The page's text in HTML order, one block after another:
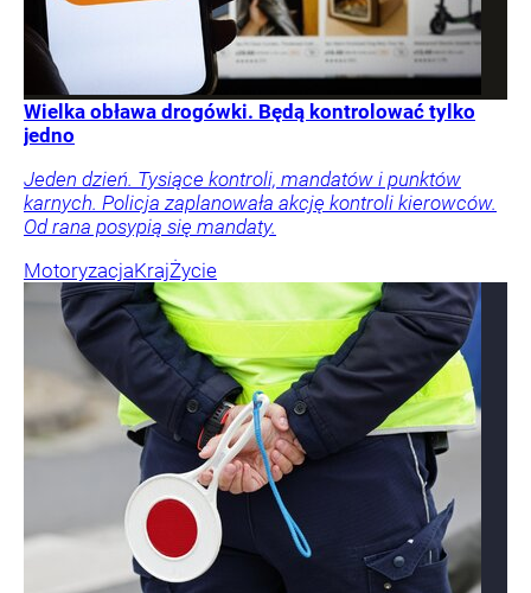
Wielka obława drogówki. Będą kontrolować tylko
jedno
Jeden dzień. Tysiące kontroli, mandatów i punktów
karnych. Policja zaplanowała akcję kontroli kierowców.
Od rana posypią się mandaty.
MotoryzacjaKrajŻycie